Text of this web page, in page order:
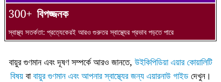
300+ বিপজ্জনক
স্বাস্থ্য সতর্কতা: প্রত্যেকেরই আরও গুরুতর স্বাস্থ্যের প্রভাব পড়তে পারে
বায়ুর গুণমান এবং দূষণ সম্পর্কে আরও জানতে, উইকিপিডিয়া এয়ার কোয়ালিটি
বিষয়বাবায়ুর গুণমান এবং আপনার স্বাস্থ্যের জন্য এয়ারনাউ গাইডদেখুন।